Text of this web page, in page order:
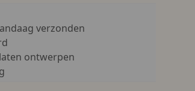
verzonden
ontwerpen